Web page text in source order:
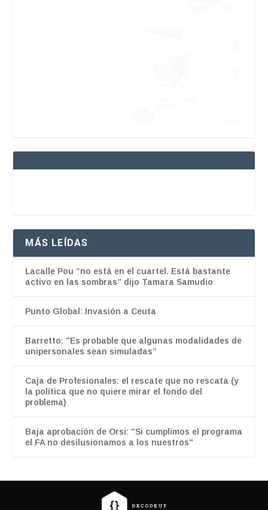
MÁS LEÍDAS
Lacalle Pou “no está en el cuartel. Está bastante
activo en las sombras” dijo Tamara Samudio
Punto Global: Invasión a Ceuta
Barretto: "Es probable que algunas modalidades de
unipersonales sean simuladas”
Caja de Profesionales: el rescate que no rescata (y
la política que no quiere mirar el fondo del
problema)
Baja aprobación de Orsi: "Si cumplimos el programa
el FA no desilusionamos a los nuestros"